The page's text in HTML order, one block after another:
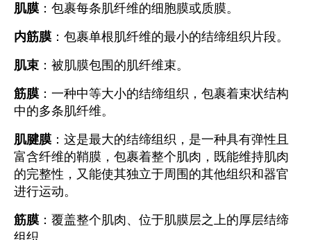
肌膜：包裹每条肌纤维的细胞膜或质膜。
内筋膜：包裹单根肌纤维的最小的结缔组织片段。
肌束 ：被肌膜包围的肌纤维束。
筋膜：一种中等大小的结缔组织，包裹着束状结构
中的多条肌纤维。
肌腱膜：这是最大的结缔组织，是一种具有弹性且
富含纤维的鞘膜，包裹着整个肌肉，既能维持肌肉
的完整性，又能使其独立于周围的其他组织和器官
进行运动。
筋膜：覆盖整个肌肉、位于肌膜层之上的厚层结缔